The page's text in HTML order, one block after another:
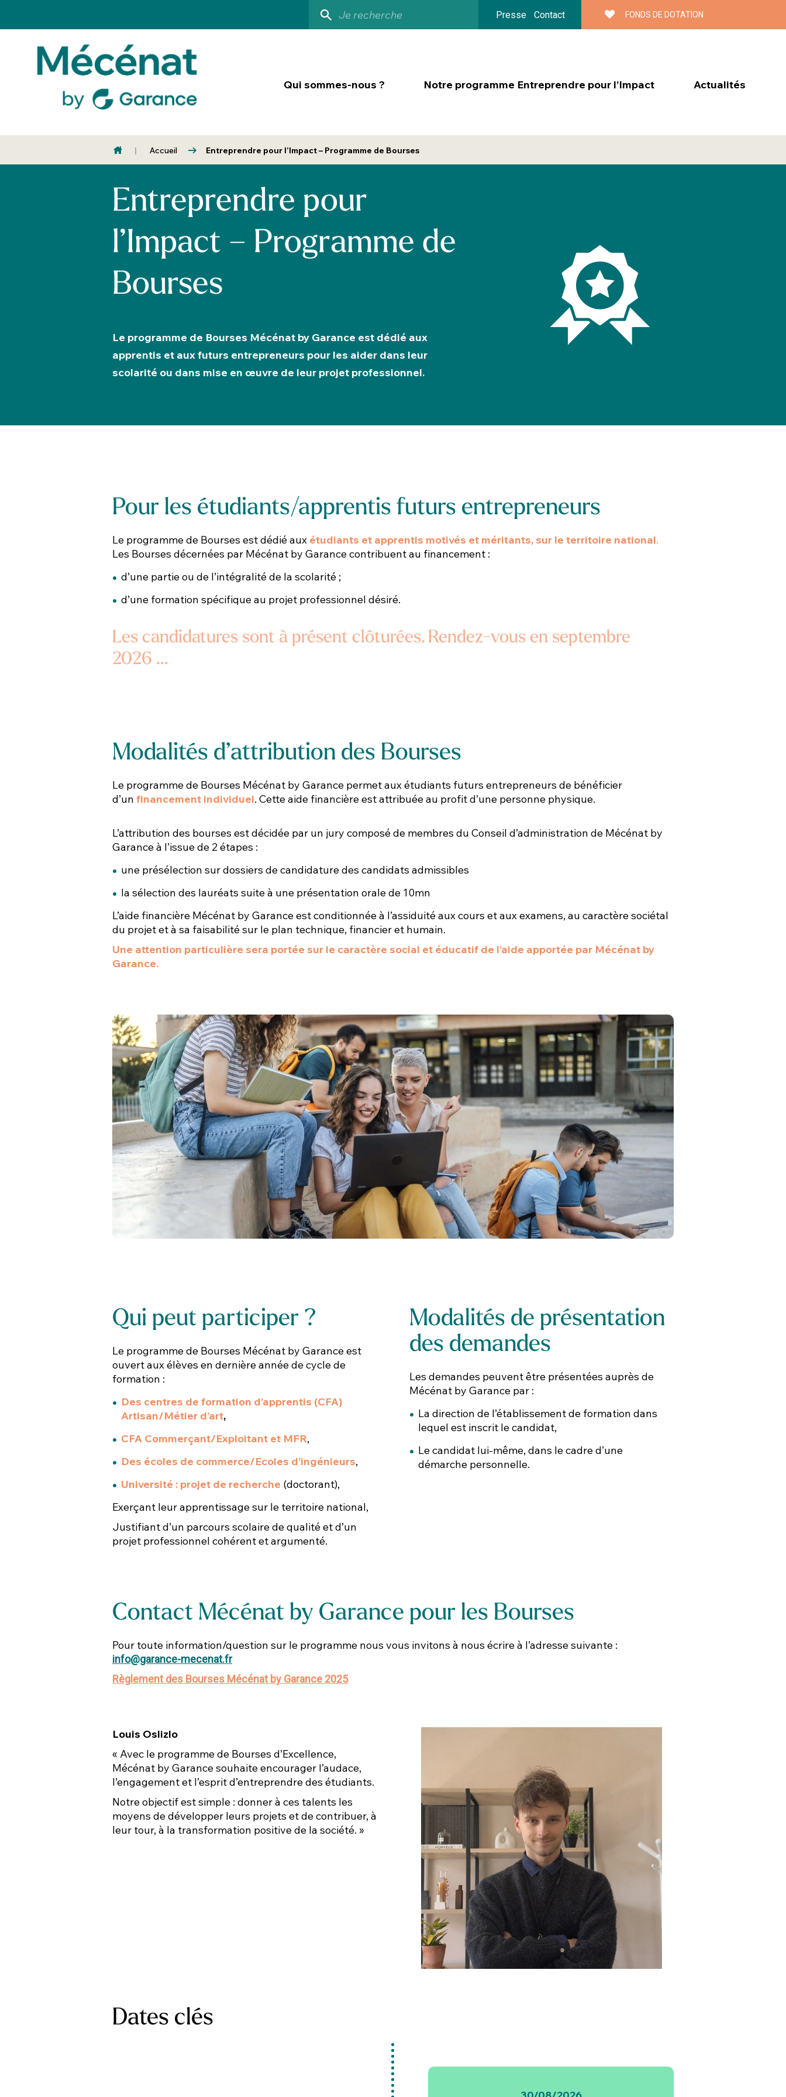
Presse Contact FONDS DE DOTATION
Qui sommes-nous ? Notre programme Entreprendre pour l’Impact Actualités
Accueil Entreprendre pour l’Impact – Programme de Bourses
Entreprendre pour
l’Impact – Programme de
Bourses
Le programme de Bourses Mécénat by Garance est dédié aux
apprentis et aux futurs entrepreneurs pour les aider dans leur
scolarité ou dans mise en œuvre de leur projet professionnel.​
Pour les étudiants/apprentis futurs entrepreneurs​
Le programme de Bourses est dédié aux étudiants et apprentis motivés et méritants, sur le territoire national.
Les Bourses décernées par Mécénat by Garance contribuent au financement :
d’une partie ou de l’intégralité de la scolarité ;
d’une formation spécifique au projet professionnel désiré.
Les candidatures sont à présent clôturées. Rendez-vous en septembre
2026 …
Modalités d’attribution des Bourses​
Le programme de Bourses Mécénat by Garance permet aux étudiants futurs entrepreneurs de bénéficier
d’un financement individuel. Cetteaide financière est attribuée au profit d’une personne physique.
L’attribution des bourses est décidée par un jury composé de membres du Conseil d’administration de Mécénat by
Garance à l’issue de 2 étapes :
une présélection sur dossiers de candidature des candidats admissibles
la sélection des lauréats suite à une présentation orale de 10mn
L’aide financière Mécénat by Garance est conditionnée à l’assiduité aux cours et aux examens, au caractère sociétal
du projet et à sa faisabilité sur le plan technique, financier et humain.
Une attention particulière sera portée sur le caractère social et éducatif de l’aide apportée par Mécénat by
Garance.
Qui peut participer ? ​
Le programme de Bourses Mécénat by Garance est
ouvert aux élèves en dernière année de cycle de
formation :
Des centres de formation d’apprentis (CFA)
Artisan/Métier d’art,
CFA Commerçant/Exploitant et MFR,
Des écoles de commerce/Ecoles d’ingénieurs,
Université : projet de recherche (doctorant),​
Exerçant leur apprentissage sur le territoire national,​
Justifiant d’un parcours scolaire de qualité et d’un
projet professionnel cohérent et argumenté.
Modalités de présentation
des demandes​
Les demandes peuvent être présentées auprès de
Mécénat by Garance par :
La direction de l’établissement de formation dans
lequel est inscrit le candidat,
Le candidat lui-même, dans le cadre d’une
démarche personnelle.
Contact Mécénat by Garance pour les Bourses ​
Pour toute information/question sur le programme nous vous invitons à nous écrire à l’adresse suivante : ​
info@garance-mecenat.fr
Règlement des Bourses Mécénat by Garance 2025
Louis Oslizlo
« Avec le programme de Bourses d’Excellence,
Mécénat by Garance souhaite encourager l’audace,
l’engagement et l’esprit d’entreprendre des étudiants.
Notre objectif est simple : donner à ces talents les
moyens de développer leurs projets et de contribuer, à
leur tour, à la transformation positive de la société. »
Dates clés